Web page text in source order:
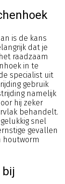
is de kans
dat je
raadzaam
in te
specialist uit
gebruik
namelijk
hij zeker
behandelt.
snel
gevallen
houtworm